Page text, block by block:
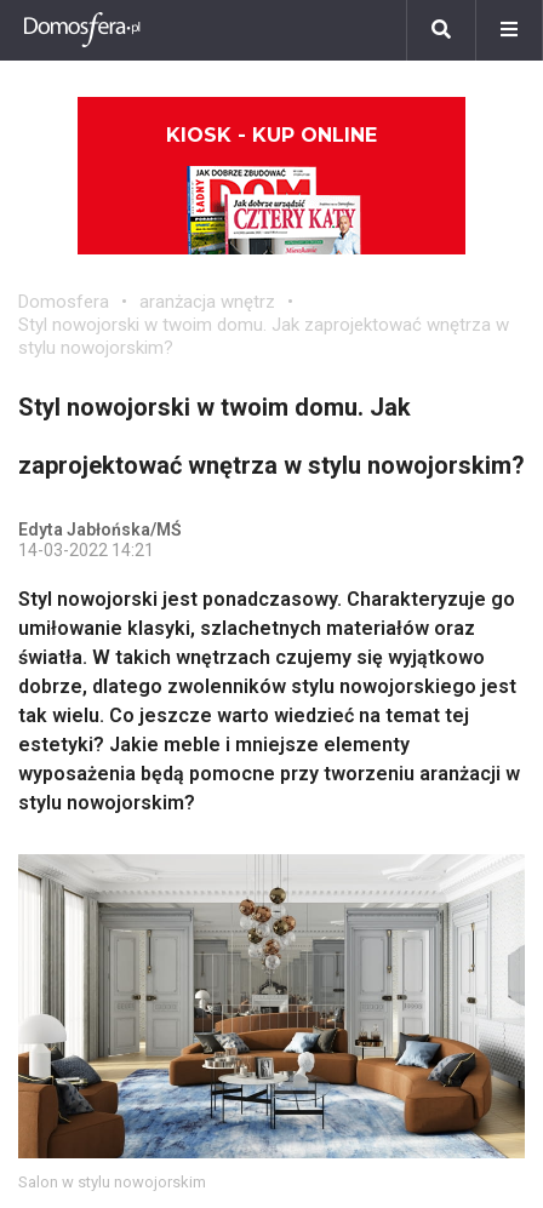
KIOSK - KUP ONLINE
Domosfera
aranżacja wnętrz
Styl nowojorski w twoim domu. Jak zaprojektować wnętrza w
stylu nowojorskim?
Styl nowojorski w twoim domu. Jak
zaprojektować wnętrza w stylu nowojorskim?
Edyta Jabłońska/MŚ
14-03-2022 14:21
Styl nowojorski jest ponadczasowy. Charakteryzuje go
umiłowanie klasyki, szlachetnych materiałów oraz
światła. W takich wnętrzach czujemy się wyjątkowo
dobrze, dlatego zwolenników stylu nowojorskiego jest
tak wielu. Co jeszcze warto wiedzieć na temat tej
estetyki? Jakie meble i mniejsze elementy
wyposażenia będą pomocne przy tworzeniu aranżacji w
stylu nowojorskim?
Salon w stylu nowojorskim